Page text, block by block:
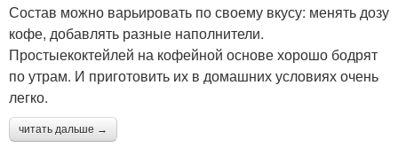
Состав можно варьировать по своему вкусу: менять дозу
кофе, добавлять разные наполнители.
Простыекоктейлей на кофейной основе хорошо бодрят
по утрам. И приготовить их в домашних условиях очень
легко.
читать дальше →